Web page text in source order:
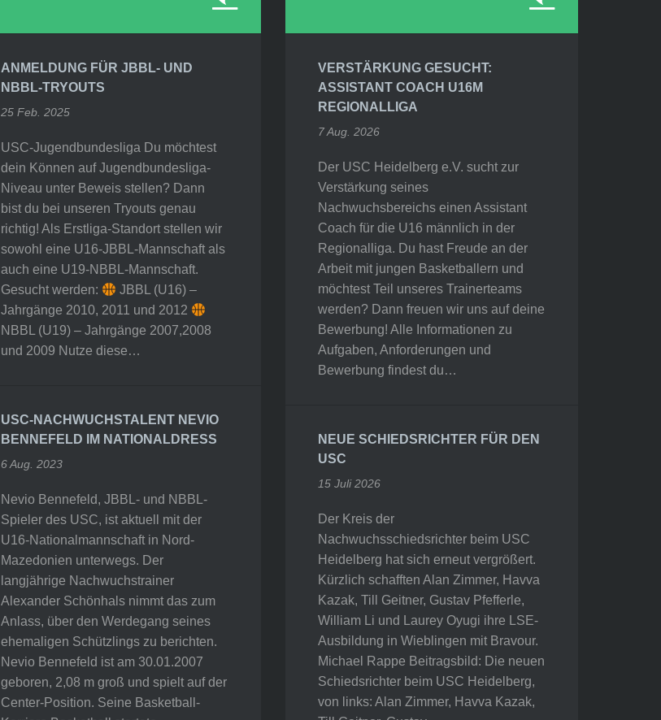
ANMELDUNG FÜR JBBL- UND
NBBL-TRYOUTS
25 Feb. 2025
USC-Jugendbundesliga Du möchtest
dein Können auf Jugendbundesliga-
Niveau unter Beweis stellen? Dann
bist du bei unseren Tryouts genau
richtig! Als Erstliga-Standort stellen wir
sowohl eine U16-JBBL-Mannschaft als
auch eine U19-NBBL-Mannschaft.
Gesucht werden:
JBBL (U16) –
Jahrgänge 2010, 2011 und 2012
NBBL (U19) – Jahrgänge 2007,2008
und 2009 Nutze diese…
USC-NACHWUCHSTALENT NEVIO
BENNEFELD IM NATIONALDRESS
6 Aug. 2023
Nevio Bennefeld, JBBL- und NBBL-
Spieler des USC, ist aktuell mit der
U16-Nationalmannschaft in Nord-
Mazedonien unterwegs. Der
langjährige Nachwuchstrainer
Alexander Schönhals nimmt das zum
Anlass, über den Werdegang seines
ehemaligen Schützlings zu berichten.
Nevio Bennefeld ist am 30.01.2007
geboren, 2,08 m groß und spielt auf der
Center-Position. Seine Basketball-
VERSTÄRKUNG GESUCHT:
ASSISTANT COACH U16M
REGIONALLIGA
7 Aug. 2026
Der USC Heidelberg e.V. sucht zur
Verstärkung seines
Nachwuchsbereichs einen Assistant
Coach für die U16 männlich in der
Regionalliga. Du hast Freude an der
Arbeit mit jungen Basketballern und
möchtest Teil unseres Trainerteams
werden? Dann freuen wir uns auf deine
Bewerbung! Alle Informationen zu
Aufgaben, Anforderungen und
Bewerbung findest du…
NEUE SCHIEDSRICHTER FÜR DEN
USC
15 Juli 2026
Der Kreis der
Nachwuchsschiedsrichter beim USC
Heidelberg hat sich erneut vergrößert.
Kürzlich schafften Alan Zimmer, Havva
Kazak, Till Geitner, Gustav Pfefferle,
William Li und Laurey Oyugi ihre LSE-
Ausbildung in Wieblingen mit Bravour.
Michael Rappe Beitragsbild: Die neuen
Schiedsrichter beim USC Heidelberg,
von links: Alan Zimmer, Havva Kazak,